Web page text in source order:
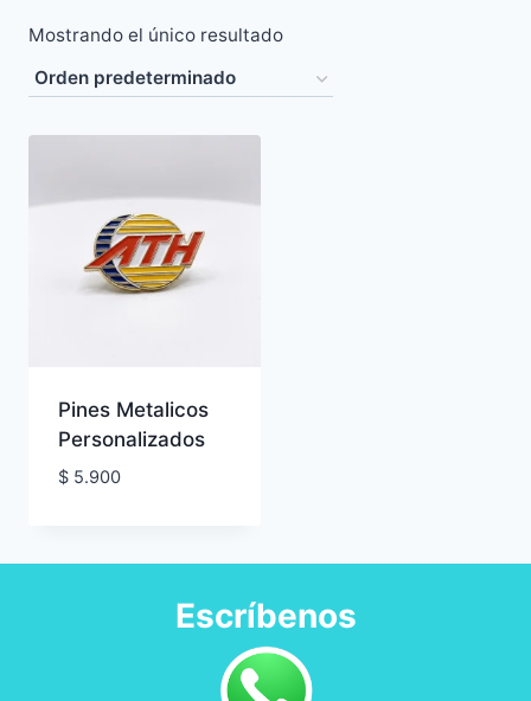
Mostrando el único resultado
Pines Metalicos
Personalizados
$5.900
Escríbenos